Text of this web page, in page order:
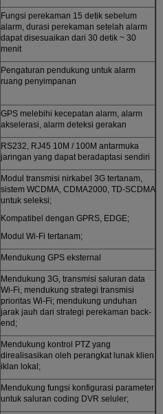
Fungsi perekaman 15 detik sebelum
alarm, durasi perekaman setelah alarm
dapat disesuaikan dari 30 detik ~ 30
menit
Pengaturan pendukung untuk alarm
ruang penyimpanan
GPS melebihi kecepatan alarm, alarm
akselerasi, alarm deteksi gerakan
RS232, RJ45 10M / 100M antarmuka
jaringan yang dapat beradaptasi sendiri
Modul transmisi nirkabel 3G tertanam,
sistem WCDMA, CDMA2000, TD-SCDMA
untuk seleksi;
Kompatibel dengan GPRS, EDGE;
Modul Wi-Fi tertanam;
Mendukung GPS eksternal
Mendukung 3G, transmisi saluran data
Wi-Fi, mendukung strategi transmisi
prioritas Wi-Fi; mendukung unduhan
jarak jauh dari strategi perekaman back-
end;
Mendukung kontrol PTZ yang
direalisasikan oleh perangkat lunak klien
iklan lokal;
Mendukung fungsi konfigurasi parameter
untuk saluran coding DVR seluler;